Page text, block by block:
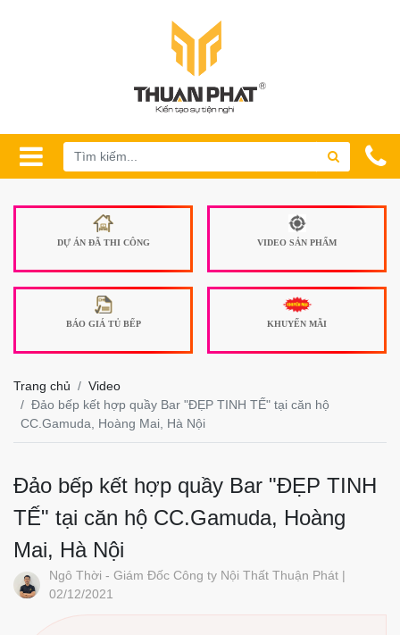
DỰ ÁN ĐÃ THI CÔNG VIDEO SẢN PHẨM
BÁO GIÁ TỦ BẾP KHUYẾN MÃI
Trang chủ
Video
Đảo bếp kết hợp quầy Bar "ĐẸP TINH TẾ" tại căn hộ
CC.Gamuda, Hoàng Mai, Hà Nội
Đảo bếp kết hợp quầy Bar "ĐẸP TINH
TẾ" tại căn hộ CC.Gamuda, Hoàng
Mai, Hà Nội
Ngô Thời - Giám Đốc Công ty Nội Thất Thuận Phát |
02/12/2021